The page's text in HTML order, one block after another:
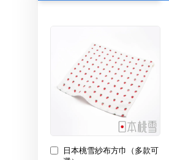
日本桃雪紗布方巾（多款可